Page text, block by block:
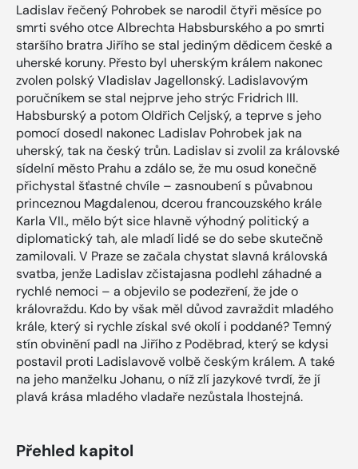
Ladislav řečený Pohrobek se narodil čtyři měsíce po
smrti svého otce Albrechta Habsburského a po smrti
staršího bratra Jiřího se stal jediným dědicem české a
uherské koruny. Přesto byl uherským králem nakonec
zvolen polský Vladislav Jagellonský. Ladislavovým
poručníkem se stal nejprve jeho strýc Fridrich III.
Habsburský a potom Oldřich Celjský, a teprve s jeho
pomocí dosedl nakonec Ladislav Pohrobek jak na
uherský, tak na český trůn. Ladislav si zvolil za královské
sídelní město Prahu a zdálo se, že mu osud konečně
přichystal šťastné chvíle – zasnoubení s půvabnou
princeznou Magdalenou, dcerou francouzského krále
Karla VII., mělo být sice hlavně výhodný politický a
diplomatický tah, ale mladí lidé se do sebe skutečně
zamilovali. V Praze se začala chystat slavná královská
svatba, jenže Ladislav zčistajasna podlehl záhadné a
rychlé nemoci – a objevilo se podezření, že jde o
královraždu. Kdo by však měl důvod zavraždit mladého
krále, který si rychle získal své okolí i poddané? Temný
stín obvinění padl na Jiřího z Poděbrad, který se kdysi
postavil proti Ladislavově volbě českým králem. A také
na jeho manželku Johanu, o níž zlí jazykové tvrdí, že jí
plavá krása mladého vladaře nezůstala lhostejná.
Přehled kapitol